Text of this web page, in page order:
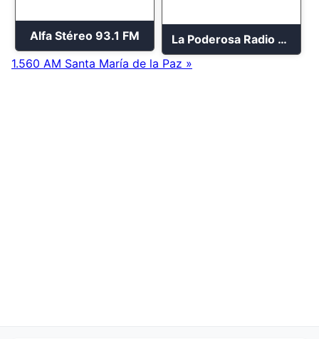
Alfa Stéreo 93.1 FM
La Poderosa Radio Online – Radio Mezclas
1.560 AM Santa María de la Paz »